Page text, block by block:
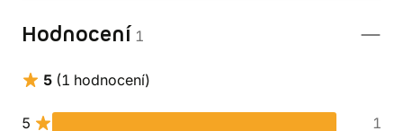
Hodnocení 1
5 (1 hodnocení)
5 1